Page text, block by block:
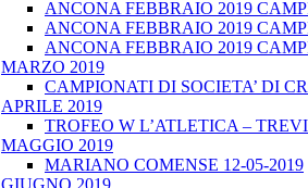
ANCONA FEBBRAIO 2019
ANCONA FEBBRAIO 2019
ANCONA FEBBRAIO 2019
MARZO 2019
CAMPIONATI DI SOCIETA’ DI
APRILE 2019
TROFEO W L’ATLETICA –
MAGGIO 2019
MARIANO COMENSE 12-05-2019
GIUGNO 2019